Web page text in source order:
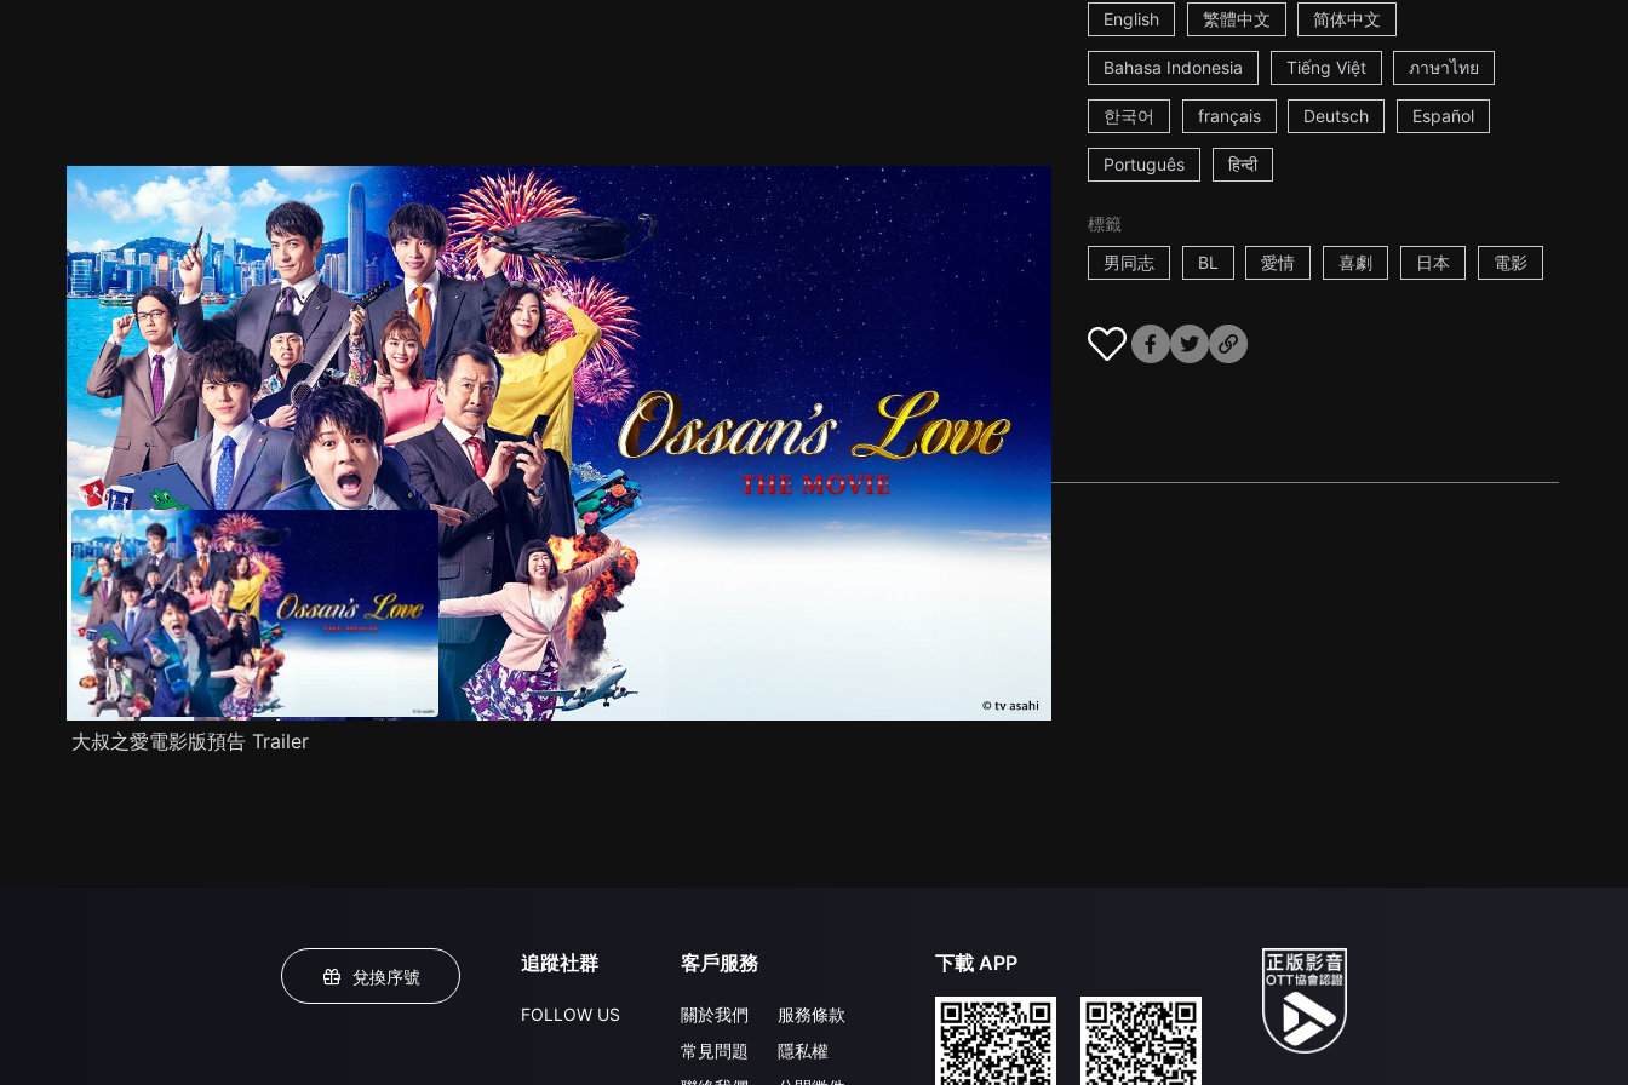
English 繁體中文 简体中文
Bahasa Indonesia Tiếng Việt ภาษาไทย
한국어 français Deutsch Español
Português हिन्दी
標籤
男同志
BL 愛情 喜劇 日本 電影
預告 劇照 推薦影片 劇情介紹
大叔之愛電影版預告 Trailer
兌換序號
追蹤社群
FOLLOW US
客戶服務
關於我們
常見問題
服務條款
隱私權
下載 APP